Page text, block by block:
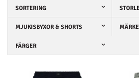
Våra collegebyxor är tillverkade av
som känns mjuka mot huden och är
trendiga mönster och kombinera dem
SORTERING
MJUKISBYXOR & SHORTS
FÄRGER